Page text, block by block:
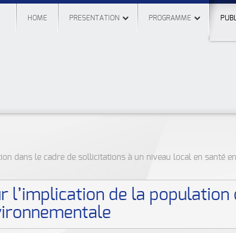
HOME PRESENTATION PROGRAMME
dans le cadre de sollicitations à un niveau local en santé
l’implication de la